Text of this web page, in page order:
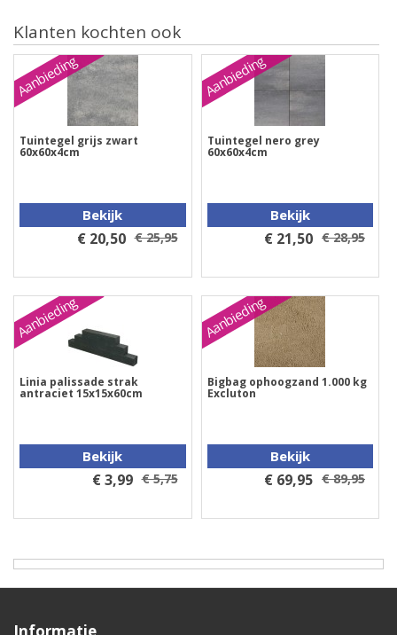
Klanten kochten ook
Aanbieding
Tuintegel grijs zwart
60x60x4cm
Bekijk
€ 20,50 € 25,95
Aanbieding
Tuintegel nero grey
60x60x4cm
Bekijk
€ 21,50 € 28,95
Aanbieding
Linia palissade strak
antraciet 15x15x60cm
Bekijk
€ 3,99 € 5,75
Aanbieding
Bigbag ophoogzand 1.000 kg
Excluton
Bekijk
€ 69,95 € 89,95